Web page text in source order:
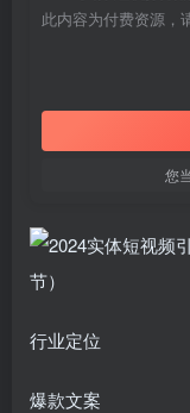
此内容为付费资源，
您
行业定位
爆款文案